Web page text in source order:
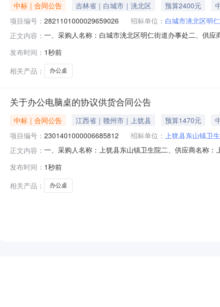
中标｜合同公告 吉林省｜白城市｜洮北区 预算2400元
项目编号： 2821101000029659026 招标单位： 白城市洮北区明
正文内容： 一、采购人名称：白城市洮北区明仁街道办事处二、供
2.0012002400服务要求或标的基本概况：七、其它事项
发布时间： 1秒前
相关产品：
办公桌
关于办公电脑桌的协议供货合同公告
中标｜合同公告 江西省｜赣州市｜上犹县 预算1470元
项目编号： 2301401000006685812 招标单位： 上犹县东山镇卫
正文内容： 一、采购人名称：上犹县东山镇卫生院二、供应商名称
3.004901470服务要求或标的基本概况：七、其它事项
发布时间： 1秒前
相关产品：
办公桌